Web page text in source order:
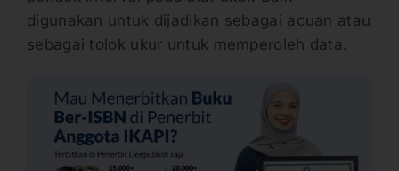
digunakan untuk dijadikan sebagai acuan atau
sebagai tolok ukur untuk memperoleh data.